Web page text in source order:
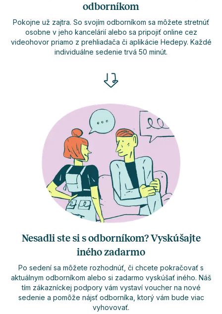
odborníkom
Pokojne už zajtra. So svojím odborníkom sa môžete stretnúť
osobne v jeho kancelárií alebo sa pripojiť online cez
videohovor priamo z prehliadača či aplikácie Hedepy. Každé
individuálne sedenie trvá 50 minút.
Nesadli ste si s odborníkom? Vyskúšajte
iného zadarmo
Po sedení sa môžete rozhodnúť, či chcete pokračovať s
aktuálnym odborníkom alebo si zadarmo vyskúšať iného. Náš
tím zákazníckej podpory vám vystaví voucher na nové
sedenie a pomôže nájsť odborníka, ktorý vám bude viac
vyhovovať.